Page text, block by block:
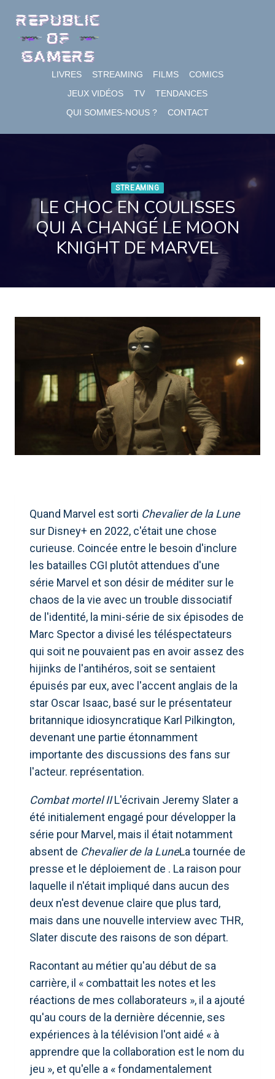
content
LIVRES STREAMING FILMS
COMICS
JEUX VIDÉOS
TV
TENDANCES
QUI SOMMES-NOUS ?
CONTACT
STREAMING
LE CHOC EN COULISSES
QUI A CHANGÉ LE MOON
KNIGHT DE MARVEL
Quand Marvel est sorti Chevalier de la Lune
sur Disney+ en 2022, c'était une chose
curieuse. Coincée entre le besoin d'inclure
les batailles CGI plutôt attendues d'une
série Marvel et son désir de méditer sur le
chaos de la vie avec un trouble dissociatif
de l'identité, la mini-série de six épisodes de
Marc Spector a divisé les téléspectateurs
qui soit ne pouvaient pas en avoir assez des
hijinks de l'antihéros, soit se sentaient
épuisés par eux, avec l'accent anglais de la
star Oscar Isaac, basé sur le présentateur
britannique idiosyncratique Karl Pilkington,
devenant une partie étonnamment
importante des discussions des fans sur
l'acteur. représentation.
Combat mortel IIL'écrivain Jeremy Slater a
été initialement engagé pour développer la
série pour Marvel, mais il était notamment
absent de Chevalier de la LuneLa tournée de
presse et le déploiement de . La raison pour
laquelle il n'était impliqué dans aucun des
deux n'est devenue claire que plus tard,
mais dans une nouvelle interview avec THR,
Slater discute des raisons de son départ.
Racontant au métier qu'au début de sa
carrière, il « combattait les notes et les
réactions de mes collaborateurs », il a ajouté
qu'au cours de la dernière décennie, ses
expériences à la télévision l'ont aidé « à
apprendre que la collaboration est le nom du
jeu », et qu'elle a « fondamentalement